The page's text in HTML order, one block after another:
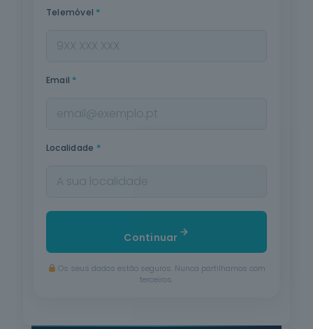
Telemóvel *
Email *
Localidade *
Continuar
Os seus dados estão seguros. Nunca partilhamos com
terceiros.